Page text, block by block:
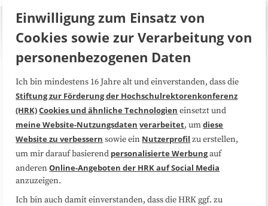
Über uns FAQ
Medienarbeit Kooperationen
Datenschutzerklärung Impressum
Sitemap
Einwilligung zum Einsatz von
Cookies sowie zur Verarbeitung von
personenbezogenen Daten
Ich bin mindestens 16 Jahre alt und einverstanden, dass die
Stiftung zur Förderung der Hochschulrektorenkonferenz
(HRK)Cookies und ähnliche Technologien einsetzt und
meine Website-Nutzungsdaten verarbeitet, umdiese
Website zu verbessern sowie ein Nutzerprofil zu erstellen,
um mir darauf basierend personalisierte Werbungauf
anderenOnline-Angeboten der HRK auf Social Media
anzuzeigen.
Ich bin auch damit einverstanden, dass die HRK ggf. zu